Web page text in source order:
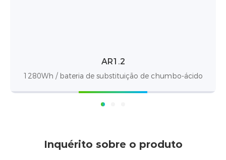
ácido
PowerBrick Pro
14.336 kWh / Classificação de proteção IP65
Inquérito sobre o produto